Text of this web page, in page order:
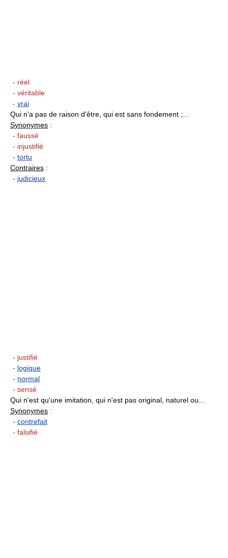
- réel
- véritable
- vrai
Qui n'a pas de raison d'être, qui est sans fondement ;...
Synonymes :
- faussé
- injustifié
- tortu
Contraires :
- judicieux
- justifié
- logique
- normal
- sensé
Qui n'est qu'une imitation, qui n'est pas original, naturel ou...
Synonymes :
- contrefait
- falsifié